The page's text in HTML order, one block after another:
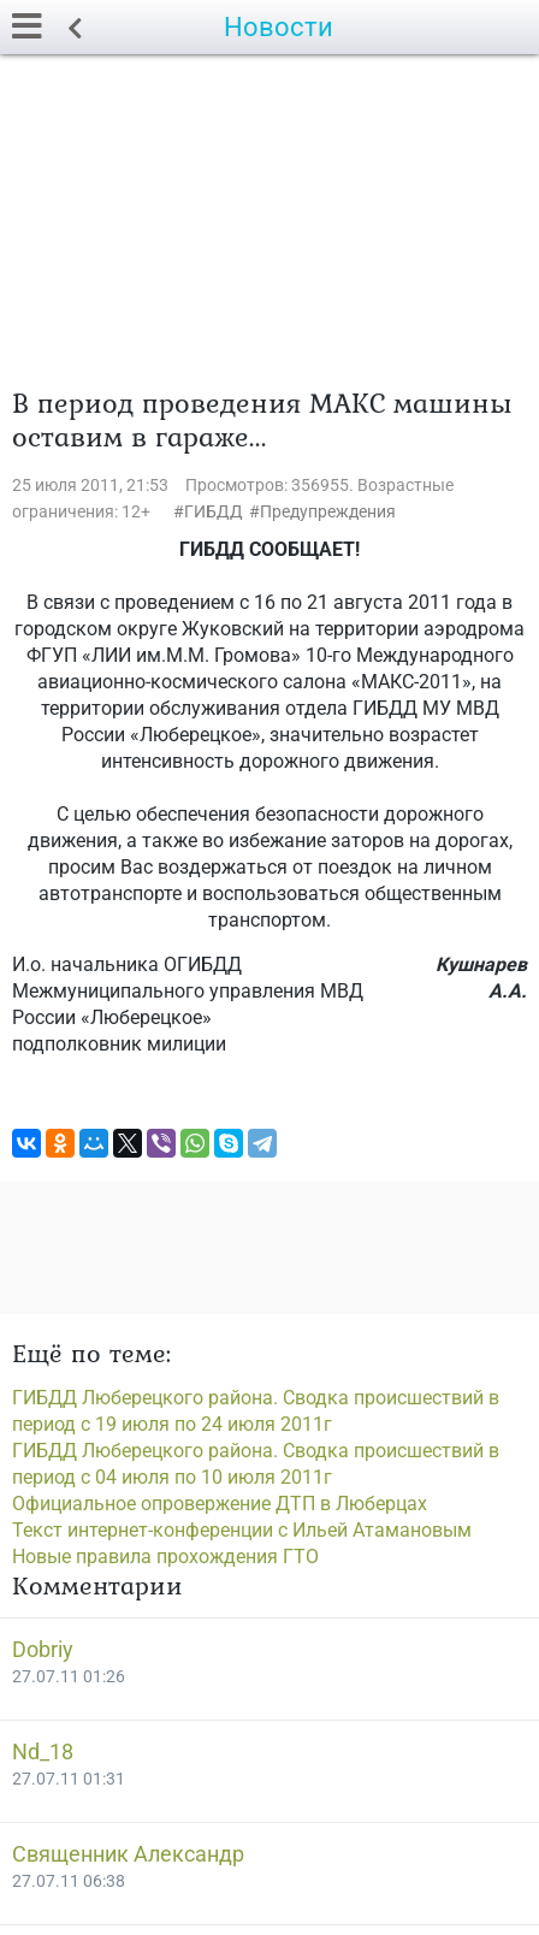
Новости
В период проведения МАКС машины
оставим в гараже...
25 июля 2011, 21:53
Просмотров: 356955. Возрастные
ограничения: 12+
ГИБДД Предупреждения
ГИБДД СООБЩАЕТ!
В связи с проведением с 16 по 21 августа 2011 года в
городском округе Жуковский на территории аэродрома
ФГУП «ЛИИ им.М.М. Громова» 10-го Международного
авиационно-космического салона «МАКС-2011», на
территории обслуживания отдела ГИБДД МУ МВД
России «Люберецкое», значительно возрастет
интенсивность дорожного движения.
С целью обеспечения безопасности дорожного
движения, а также во избежание заторов на дорогах,
просим Вас воздержаться от поездок на личном
автотранспорте и воспользоваться общественным
транспортом.
И.о. начальника ОГИБДД
Межмуниципального управления МВД
России «Люберецкое»
подполковник милиции
Кушнарев
А.А.
Ещё по теме:
ГИБДД Люберецкого района. Сводка происшествий в
период с 19 июля по 24 июля 2011г
ГИБДД Люберецкого района. Сводка происшествий в
период с 04 июля по 10 июля 2011г
Официальное опровержение ДТП в Люберцах
Текст интернет-конференции с Ильей Атамановым
Новые правила прохождения ГТО
Комментарии
Dobriy
27.07.11 01:26
Nd_18
27.07.11 01:31
Священник Александр
27.07.11 06:38